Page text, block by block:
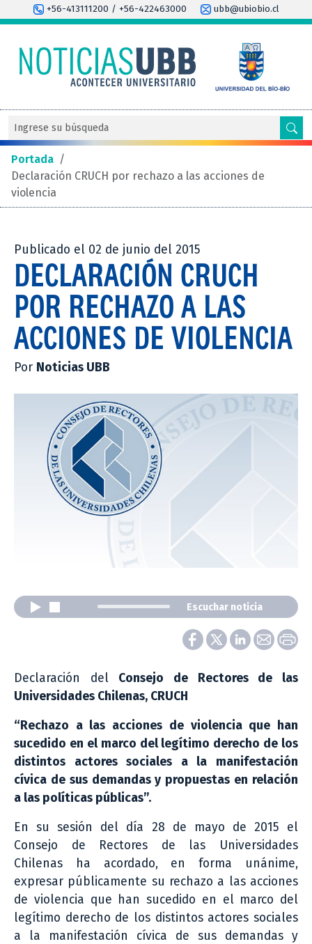
+56-413111200 / +56-422463000 ubb@ubiobio.cl
Portada /
Declaración CRUCH por rechazo a las acciones de
violencia
Publicado el 02 de junio del 2015
DECLARACIÓN CRUCH
POR RECHAZO A LAS
ACCIONES DE VIOLENCIA
Por Noticias UBB
Escuchar noticia
Declaración del Consejo de Rectores de las
Universidades Chilenas, CRUCH
“Rechazo a las acciones de violencia que han
sucedido en el marco del legítimo derecho de los
distintos actores sociales a la manifestación
cívica de sus demandas y propuestas en relación
a las políticas públicas”.
En su sesión del día 28 de mayo de 2015 el
Consejo de Rectores de las Universidades
Chilenas ha acordado, en forma unánime,
expresar públicamente su rechazo a las acciones
de violencia que han sucedido en el marco del
legítimo derecho de los distintos actores sociales
a la manifestación cívica de sus demandas y